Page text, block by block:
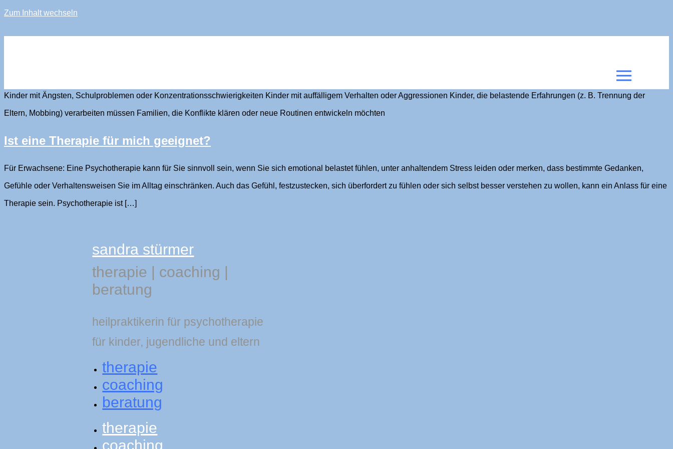
Zum Inhalt wechseln
Kinder mit Ängsten, Schulproblemen oder Konzentrationsschwierigkeiten Kinder mit auffälligem Verhalten oder Aggressionen Kinder, die belastende Erfahrungen (z. B. Trennung der
Eltern, Mobbing) verarbeiten müssen Familien, die Konflikte klären oder neue Routinen entwickeln möchten
Ist eine Therapie für mich geeignet?
Für Erwachsene: Eine Psychotherapie kann für Sie sinnvoll sein, wenn Sie sich emotional belastet fühlen, unter anhaltendem Stress leiden oder merken, dass bestimmte Gedanken,
Gefühle oder Verhaltensweisen Sie im Alltag einschränken. Auch das Gefühl, festzustecken, sich überfordert zu fühlen oder sich selbst besser verstehen zu wollen, kann ein Anlass für eine
Therapie sein. Psychotherapie ist […]
sandra stürmer
therapie | coaching |
beratung
heilpraktikerin für psychotherapie
für kinder, jugendliche und eltern
therapie
coaching
beratung
therapie
coaching